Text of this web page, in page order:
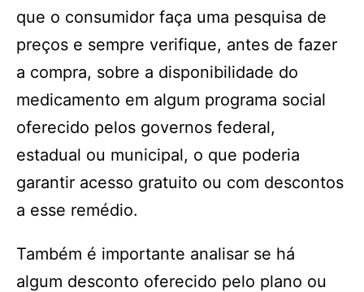
que o consumidor faça uma pesquisa de
preços e sempre verifique, antes de fazer
a compra, sobre a disponibilidade do
medicamento em algum programa social
oferecido pelos governos federal,
estadual ou municipal, o que poderia
garantir acesso gratuito ou com descontos
a esse remédio.
Também é importante analisar se há
algum desconto oferecido pelo plano ou